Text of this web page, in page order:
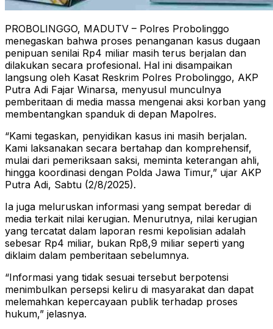
PROBOLINGGO, MADUTV – Polres Probolinggo
menegaskan bahwa proses penanganan kasus dugaan
penipuan senilai Rp4 miliar masih terus berjalan dan
dilakukan secara profesional. Hal ini disampaikan
langsung oleh Kasat Reskrim Polres Probolinggo, AKP
Putra Adi Fajar Winarsa, menyusul munculnya
pemberitaan di media massa mengenai aksi korban yang
membentangkan spanduk di depan Mapolres.
“Kami tegaskan, penyidikan kasus ini masih berjalan.
Kami laksanakan secara bertahap dan komprehensif,
mulai dari pemeriksaan saksi, meminta keterangan ahli,
hingga koordinasi dengan Polda Jawa Timur,” ujar AKP
Putra Adi, Sabtu (2/8/2025).
Ia juga meluruskan informasi yang sempat beredar di
media terkait nilai kerugian. Menurutnya, nilai kerugian
yang tercatat dalam laporan resmi kepolisian adalah
sebesar Rp4 miliar, bukan Rp8,9 miliar seperti yang
diklaim dalam pemberitaan sebelumnya.
“Informasi yang tidak sesuai tersebut berpotensi
menimbulkan persepsi keliru di masyarakat dan dapat
melemahkan kepercayaan publik terhadap proses
hukum,” jelasnya.